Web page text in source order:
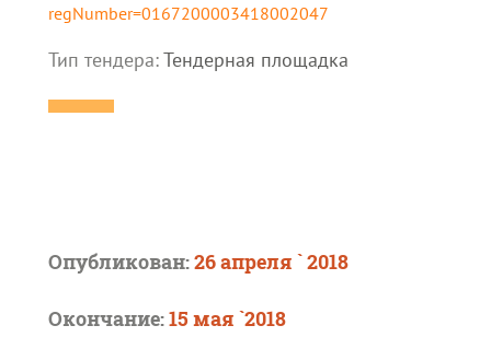
regNumber=0167200003418002047
Тип тендера:Тендерная площадка
Опубликован:26 апреля ` 2018
Окончание:15 мая `2018